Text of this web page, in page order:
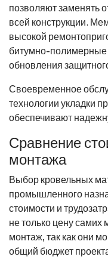
позволяют заменять
всей конструкции.
высокой
битумно-полимерные
обновления
Своевременное
технологии укладки
обеспечивают
Сравнение
монтажа
Выбор кровельных
промышленного
стоимости и
не только цену
монтаж, так как они
общий бюджет